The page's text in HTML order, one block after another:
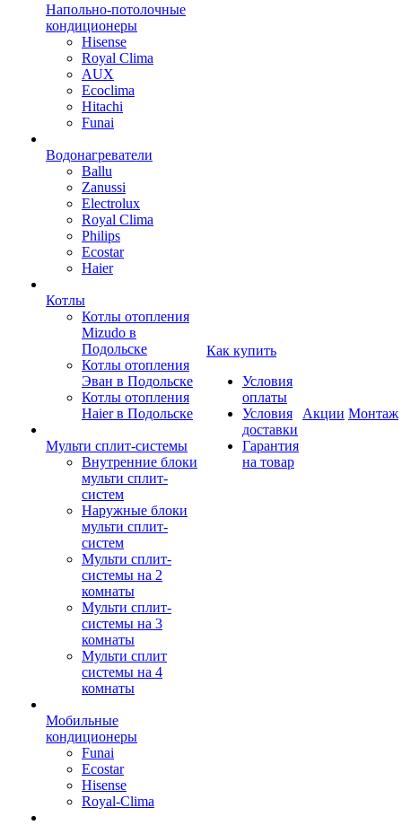
Напольно-потолочные
кондиционеры
Hisense
Royal Clima
AUX
Ecoclima
Hitachi
Funai
Водонагреватели
Ballu
Zanussi
Electrolux
Royal Clima
Philips
Ecostar
Haier
Котлы
Котлы отопления
Mizudo в
Подольске
Котлы отопления
Эван в Подольске
Котлы отопления
Haier в Подольске
Мульти сплит-системы
Внутренние блоки
мульти сплит-
систем
Наружные блоки
мульти сплит-
систем
Мульти сплит-
системы на 2
комнаты
Мульти сплит-
системы на 3
комнаты
Мульти сплит
системы на 4
комнаты
Мобильные
кондиционеры
Funai
Ecostar
Hisense
Royal-Clima
Как купить
Условия
оплаты
Условия
доставки
Гарантия
на товар
Акции Монтаж